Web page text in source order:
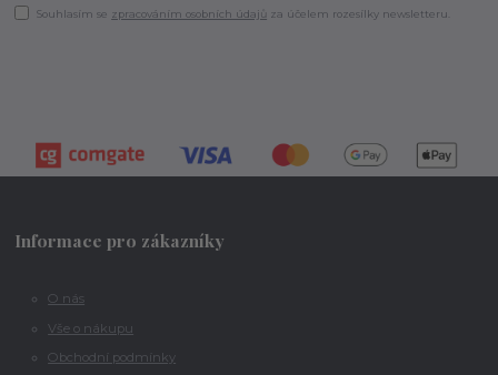
Souhlasím se zpracováním osobních údajů za účelem rozesílky newsletteru.
Informace pro zákazníky
O nás
Vše o nákupu
Obchodní podmínky